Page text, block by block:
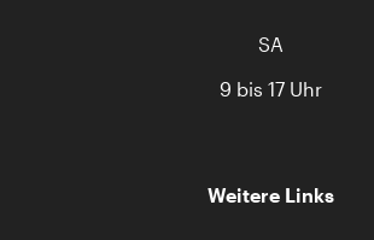
SA
9 bis 17 Uhr
Weitere Links